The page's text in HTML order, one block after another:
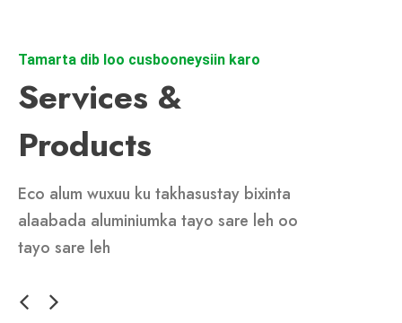
Tamarta dib loo cusbooneysiin karo
Services &
Products
Eco alum wuxuu ku takhasustay bixinta
alaabada aluminiumka tayo sare leh oo
tayo sare leh